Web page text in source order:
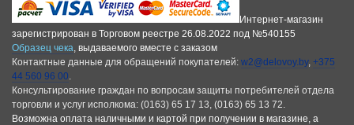
Интернет-магазин
зарегистрирован в Торговом реестре 26.08.2022 под №540155
Образец чека, выдаваемого вместе с заказом
Контактные данные для обращений покупателей: w2@delovoy.by, +375
44 560 96 00.
Консультирование граждан по вопросам защиты потребителей отдела
торговли и услуг исполкома: (0163) 65 17 13, (0163) 65 13 72.
Возможна оплата наличными и картой при получении в магазине, а